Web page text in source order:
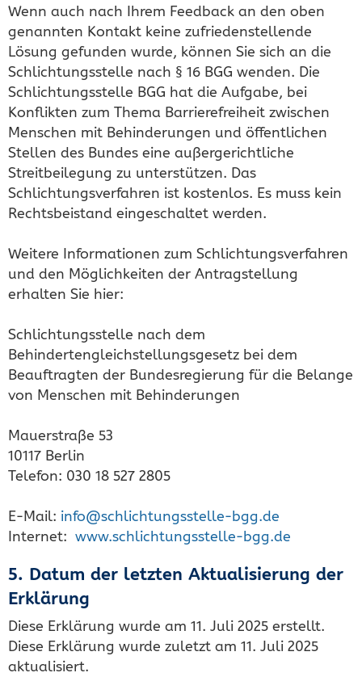
Wenn auch nach Ihrem Feedback an den oben
genannten Kontakt keine zufriedenstellende
Lösung gefunden wurde, können Sie sich an die
Schlichtungsstelle nach § 16 BGG wenden. Die
Schlichtungsstelle BGG hat die Aufgabe, bei
Konflikten zum Thema Barrierefreiheit zwischen
Menschen mit Behinderungen und öffentlichen
Stellen des Bundes eine außergerichtliche
Streitbeilegung zu unterstützen. Das
Schlichtungsverfahren ist kostenlos. Es muss kein
Rechtsbeistand eingeschaltet werden.
Weitere Informationen zum Schlichtungsverfahren
und den Möglichkeiten der Antragstellung
erhalten Sie hier:
Schlichtungsstelle nach dem
Behindertengleichstellungsgesetz bei dem
Beauftragten der Bundesregierung für die Belange
von Menschen mit Behinderungen
Mauerstraße 53
10117 Berlin
Telefon: 030 18 527 2805
E-Mail: info@schlichtungsstelle-bgg.de
Internet: www.schlichtungsstelle-bgg.de
5. Datum der letzten Aktualisierung der
Erklärung
Diese Erklärung wurde am 11. Juli 2025 erstellt.
Diese Erklärung wurde zuletzt am 11. Juli 2025
aktualisiert.